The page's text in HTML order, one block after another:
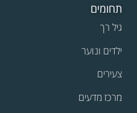
תחומים
גיל רך
ילדים ונוער
צעירים
מרכז מדעים